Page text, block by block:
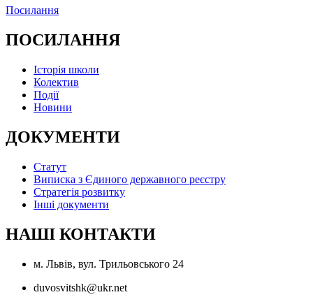
Посилання
ПОСИЛАННЯ
Історія школи
Колектив
Події
Новини
ДОКУМЕНТИ
Статут
Виписка з Єдиного державного реєстру
Стратегія розвитку
Інші документи
НАШІ КОНТАКТИ
м. Львів, вул. Трильовського 24
duvosvitshk@ukr.net